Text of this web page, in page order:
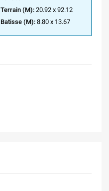
Terrain (M): 20.92 x 92.12
Batisse (M): 8.80 x 13.67